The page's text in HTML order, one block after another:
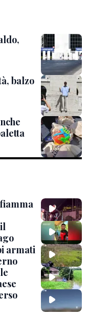
balzo
armati